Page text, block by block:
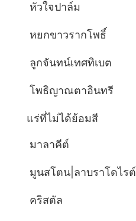
หัวใจปาล์ม
หยกขาวรากโพธิ์
ลูกจันทน์เทศทิเบต
โพธิญาณตาอินทรี
แร่ที่ไม่ได้ย้อมสี
มาลาคีต์
มูนสโตน|ลาบราโดไรต์
คริสตัล